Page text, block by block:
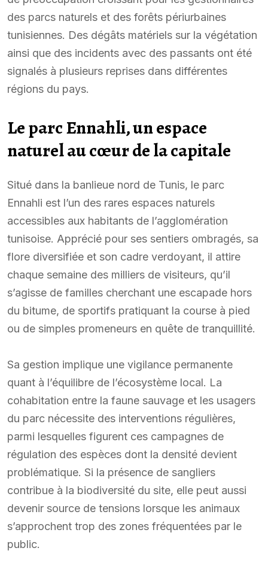
des parcs naturels et des forêts périurbaines
tunisiennes. Des dégâts matériels sur la végétation
ainsi que des incidents avec des passants ont été
signalés à plusieurs reprises dans différentes
régions du pays.
Le parc Ennahli, un espace
naturel au cœur de la capitale
Situé dans la banlieue nord de Tunis, le parc
Ennahli est l’un des rares espaces naturels
accessibles aux habitants de l’agglomération
tunisoise. Apprécié pour ses sentiers ombragés, sa
flore diversifiée et son cadre verdoyant, il attire
chaque semaine des milliers de visiteurs, qu’il
s’agisse de familles cherchant une escapade hors
du bitume, de sportifs pratiquant la course à pied
ou de simples promeneurs en quête de tranquillité.
Sa gestion implique une vigilance permanente
quant à l’équilibre de l’écosystème local. La
cohabitation entre la faune sauvage et les usagers
du parc nécessite des interventions régulières,
parmi lesquelles figurent ces campagnes de
régulation des espèces dont la densité devient
problématique. Si la présence de sangliers
contribue à la biodiversité du site, elle peut aussi
devenir source de tensions lorsque les animaux
s’approchent trop des zones fréquentées par le
public.